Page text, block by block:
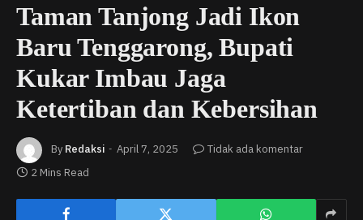
Taman Tanjong Jadi Ikon
Baru Tenggarong, Bupati
Kukar Imbau Jaga
Ketertiban dan Kebersihan
By Redaksi April 7, 2025
Tidak ada komentar
2 Mins Read